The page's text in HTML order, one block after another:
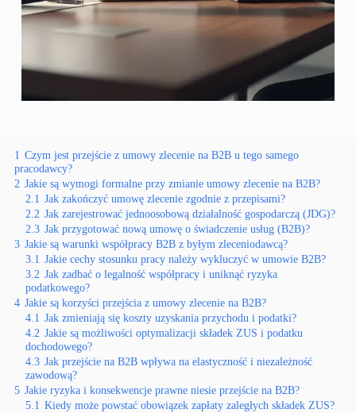
1 Czym jest przejście z umowy zlecenie na B2B u tego samego
pracodawcy?
2 Jakie są wymogi formalne przy zmianie umowy zlecenie na B2B?
2.1 Jak zakończyć umowę zlecenie zgodnie z przepisami?
2.2 Jak zarejestrować jednoosobową działalność gospodarczą (JDG)?
2.3 Jak przygotować nową umowę o świadczenie usług (B2B)?
3 Jakie są warunki współpracy B2B z byłym zleceniodawcą?
3.1 Jakie cechy stosunku pracy należy wykluczyć w umowie B2B?
3.2 Jak zadbać o legalność współpracy i uniknąć ryzyka
podatkowego?
4 Jakie są korzyści przejścia z umowy zlecenie na B2B?
4.1 Jak zmieniają się koszty uzyskania przychodu i podatki?
4.2 Jakie są możliwości optymalizacji składek ZUS i podatku
dochodowego?
4.3 Jak przejście na B2B wpływa na elastyczność i niezależność
zawodową?
5 Jakie ryzyka i konsekwencje prawne niesie przejście na B2B?
5.1 Kiedy może powstać obowiązek zapłaty zaległych składek ZUS?